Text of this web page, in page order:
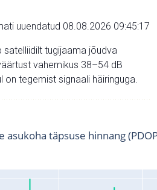
uuendatud 08.08.2026 09:45:17
satelliidilt tugijaama jõudva
vahemikus 38–54 dB
on tegemist signaali häiringuga.
täpsuse hinnang